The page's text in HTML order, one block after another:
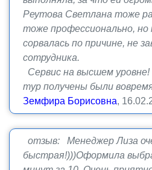
Реутова Светлана тоже
тоже профессионально, но
сорвалась по причине, не
сотрудника.
Сервис на высшем
тур получены были
Земфира Борисовна,
отзыв: Менеджер Лиза
быстрая!)))Оформила